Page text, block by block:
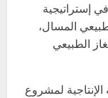
إستراتيجية
المسال،
الطبيعي
90% من الطاقة الإنتاجية لمشروع